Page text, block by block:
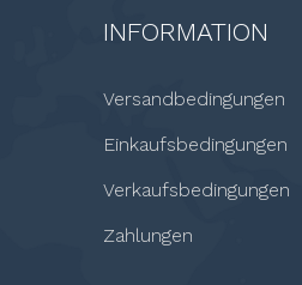
INFORMATION
Versandbedingungen
Einkaufsbedingungen
Verkaufsbedingungen
Zahlungen